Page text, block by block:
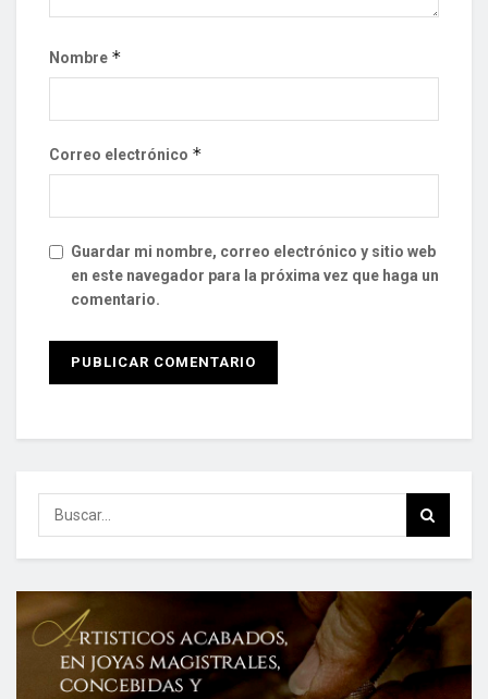
Nombre *
Correo electrónico *
Guardar mi nombre, correo electrónico y sitio web
en este navegador para la próxima vez que haga un
comentario.